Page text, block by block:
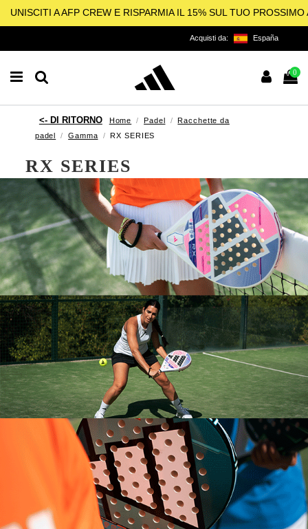
UNISCITI A AFP CREW E RISPARMIA IL 15% SUL TUO PROSSIMO
Acquisti da: España
0
Home Padel
Racchette da
padel
Gamma RX SERIES
RX SERIES